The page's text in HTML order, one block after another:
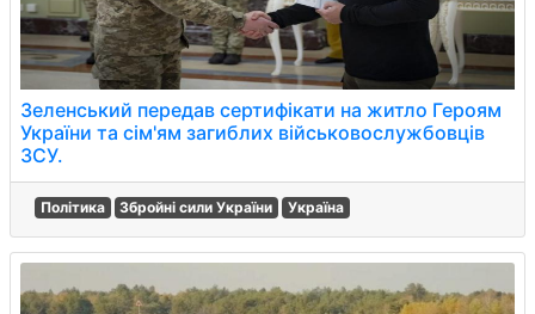
Зеленський передав сертифікати на житло Героям
України та сім'ям загиблих військовослужбовців
ЗСУ.
Політика Збройні сили України Україна